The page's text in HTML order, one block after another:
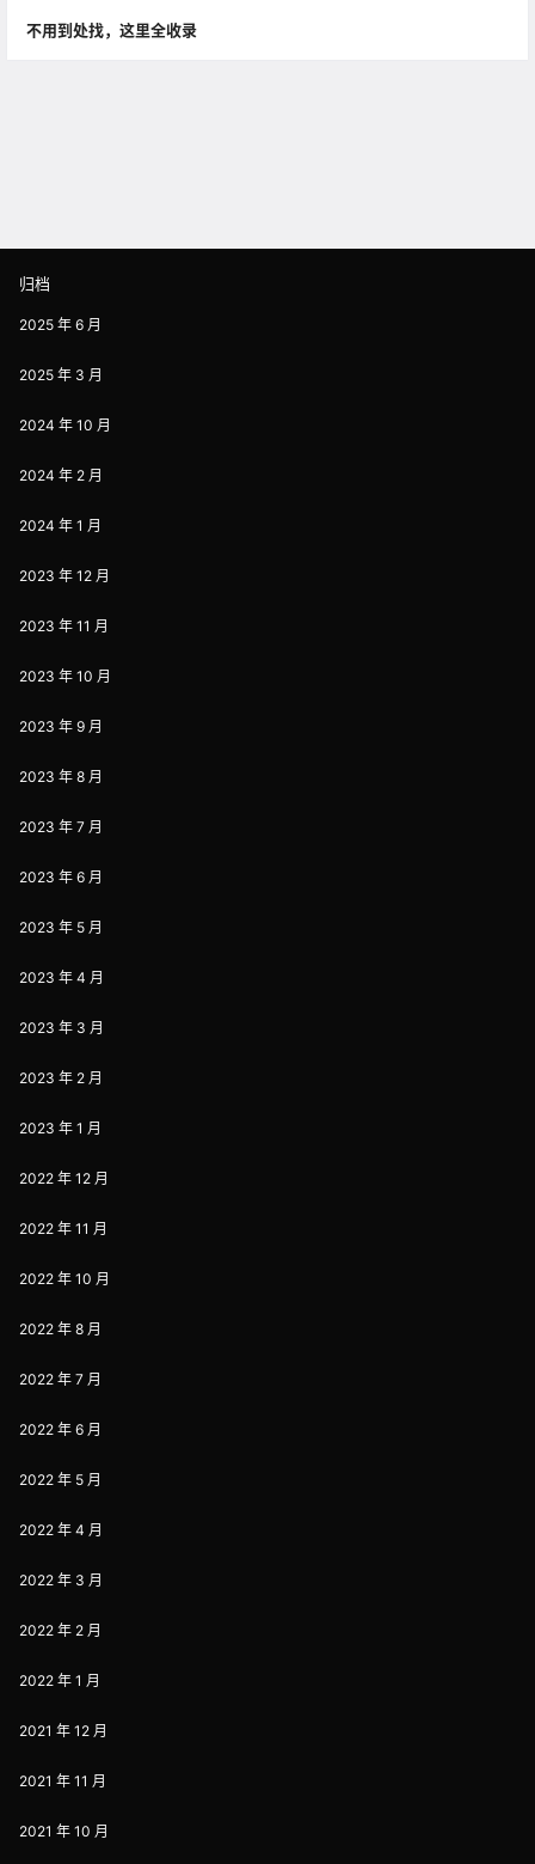
不用到处找，这里全收录
归档
2025 年 6 月
2025 年 3 月
2024 年 10 月
2024 年 2 月
2024 年 1 月
2023 年 12 月
2023 年 11 月
2023 年 10 月
2023 年 9 月
2023 年 8 月
2023 年 7 月
2023 年 6 月
2023 年 5 月
2023 年 4 月
2023 年 3 月
2023 年 2 月
2023 年 1 月
2022 年 12 月
2022 年 11 月
2022 年 10 月
2022 年 8 月
2022 年 7 月
2022 年 6 月
2022 年 5 月
2022 年 4 月
2022 年 3 月
2022 年 2 月
2022 年 1 月
2021 年 12 月
2021 年 11 月
2021 年 10 月